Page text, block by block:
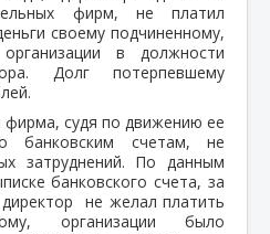
фирм, не платил
своему подчиненному,
в должности
Долг потерпевшему
фирма, судя по движению ее
банковским счетам, не
затруднений. По данным
банковского счета, за
не желал платить
организации было